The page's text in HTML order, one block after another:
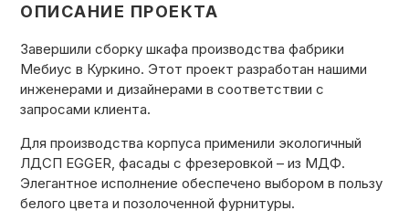
ОПИСАНИЕ ПРОЕКТА
Завершили сборку шкафа производства фабрики
Мебиус в Куркино. Этот проект разработан нашими
инженерами и дизайнерами в соответствии с
запросами клиента.
Для производства корпуса применили экологичный
ЛДСП EGGER, фасады с фрезеровкой – из МДФ.
Элегантное исполнение обеспечено выбором в пользу
белого цвета и позолоченной фурнитуры.